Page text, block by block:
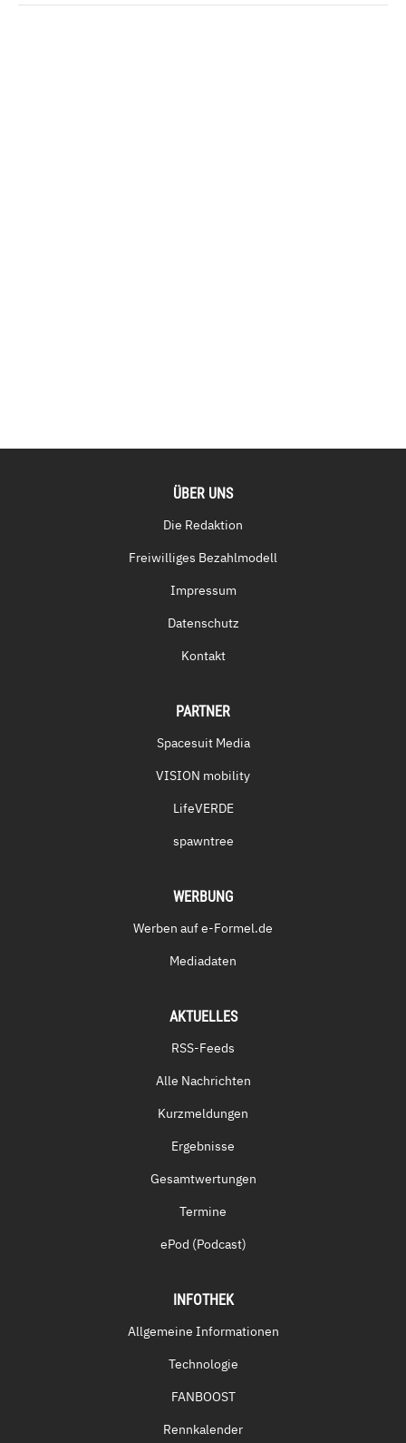
ÜBER UNS
Die Redaktion
Freiwilliges Bezahlmodell
Impressum
Datenschutz
Kontakt
PARTNER
Spacesuit Media
VISION mobility
LifeVERDE
spawntree
WERBUNG
Werben auf e-Formel.de
Mediadaten
AKTUELLES
RSS-Feeds
Alle Nachrichten
Kurzmeldungen
Ergebnisse
Gesamtwertungen
Termine
ePod (Podcast)
INFOTHEK
Allgemeine Informationen
Technologie
FANBOOST
Rennkalender